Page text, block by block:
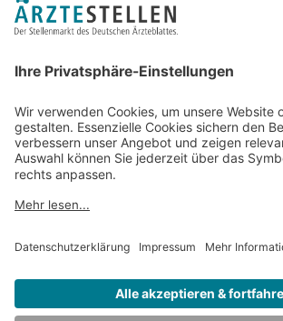
Recruiting-Podcast
Kontakt
Datenschutz
Newsletter